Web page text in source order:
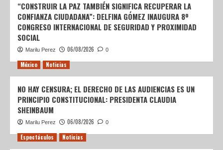
“CONSTRUIR LA PAZ TAMBIÉN SIGNIFICA RECUPERAR LA
CONFIANZA CIUDADANA”: DELFINA GÓMEZ INAUGURA 8º
CONGRESO INTERNACIONAL DE SEGURIDAD Y PROXIMIDAD
SOCIAL
Marilu Perez 06/08/2026 0
México Noticias
NO HAY CENSURA; EL DERECHO DE LAS AUDIENCIAS ES UN
PRINCIPIO CONSTITUCIONAL: PRESIDENTA CLAUDIA
SHEINBAUM
Marilu Perez 06/08/2026 0
Espectáculos Noticias